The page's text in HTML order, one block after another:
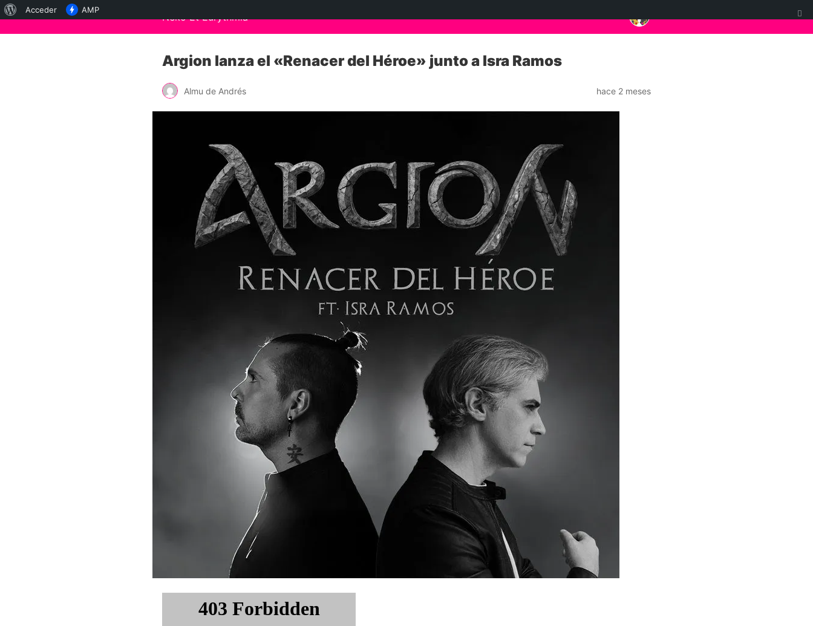
Neko Et Eurythmia
Argion lanza el «Renacer del Héroe» junto a Isra Ramos
Almu de Andrés hace 2 meses
Acerca
Acceder AMP